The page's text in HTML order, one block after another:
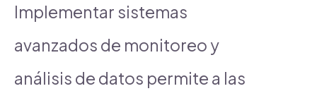
Implementar sistemas
avanzados de monitoreo y
análisis de datos permite a las